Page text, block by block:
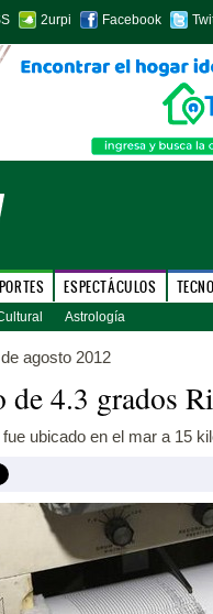
2urpi Facebook
ESPECTÁCULOS
Astrología
agosto 2012
de 4.3 grados
ubicado en el mar a 15